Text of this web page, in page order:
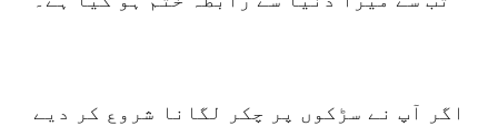
اگر آپ نے سڑکوں پر چکر لگانا شروع کر دیے